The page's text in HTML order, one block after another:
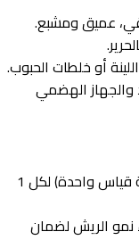
عميق ومشبع.
أو خلطات الحبوب.
الهضمي
أضف 10 جرام (ملعقة قياس واحدة) لكل 1
نمو الريش لضمان